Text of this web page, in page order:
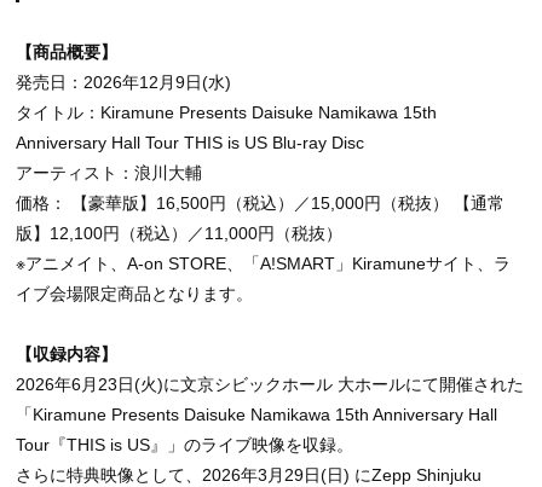
【商品概要】
発売日：2026年12月9日(水)
タイトル：Kiramune Presents Daisuke Namikawa 15th
Anniversary Hall Tour THIS is US Blu-ray Disc
アーティスト：浪川大輔
価格： 【豪華版】16,500円（税込）／15,000円（税抜） 【通常
版】12,100円（税込）／11,000円（税抜）
※アニメイト、A-on STORE、「A!SMART」Kiramuneサイト、ラ
イブ会場限定商品となります。
【収録内容】
2026年6月23日(火)に文京シビックホール 大ホールにて開催された
「Kiramune Presents Daisuke Namikawa 15th Anniversary Hall
Tour『THIS is US』」のライブ映像を収録。
さらに特典映像として、2026年3月29日(日) にZepp Shinjuku